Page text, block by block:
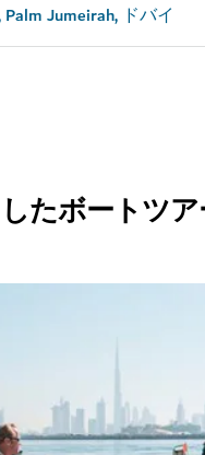
Palm Jumeirah, ドバイ
たボートツ